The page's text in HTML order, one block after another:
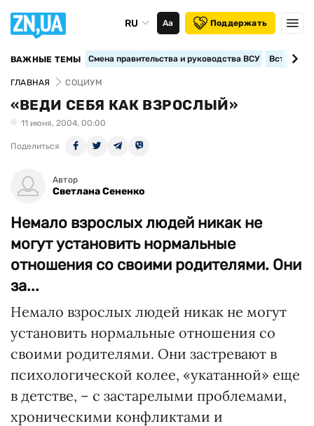
RU Аа Поддержать
ВАЖНЫЕ ТЕМЫ Смена правительства и руководства ВСУ
ГЛАВНАЯ СОЦИУМ
«ВЕДИ СЕБЯ КАК ВЗРОСЛЫЙ»
11 июня, 2004, 00:00
Поделиться
Автор
Светлана Сененко
Немало взрослых людей никак не
могут установить нормальные
отношения со своими родителями. Они
за...
Немало взрослых людей никак не могут
установить нормальные отношения со
своими родителями. Они застревают в
психологической колее, «укатанной» еще
в детстве, – с застарелыми проблемами,
хроническими конфликтами и